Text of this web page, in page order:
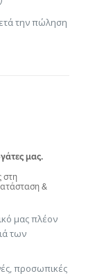
την πώληση
μας.
στη
&
μας πλέον
των
προσωπικές